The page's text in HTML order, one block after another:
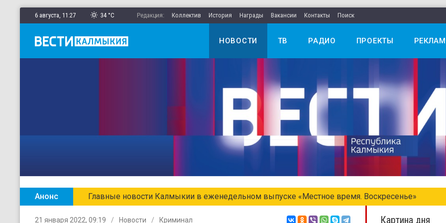
6 августа, 11 :28 34 °C Редакция: Коллектив История Награды Вакансии Контакты Поиск
НОВОСТИ ТВ РАДИО ПРОЕКТЫ
Анонс Главные новости Калмыкии в еженедельном выпуске «Местное время. Воскресенье»
21 января 2022, 09:19 Новости Криминал Картина дня